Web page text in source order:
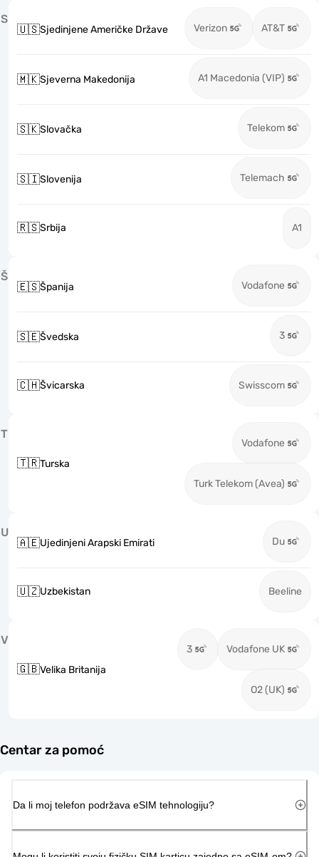
S
🇺🇸Sjedinjene Američke Države Verizon AT&T
🇲🇰Sjeverna Makedonija A1 Macedonia (VIP)
🇸🇰Slovačka Telekom
🇸🇮Slovenija Telemach
🇷🇸Srbija A1
Š
🇪🇸Španija Vodafone
🇸🇪Švedska 3
🇨🇭Švicarska Swisscom
T
🇹🇷Turska
Vodafone
Turk Telekom (Avea)
U
🇦🇪Ujedinjeni Arapski Emirati Du
🇺🇿Uzbekistan Beeline
V
🇬🇧Velika Britanija
3 Vodafone UK
O2 (UK)
Centar za pomoć
Da li moj telefon podržava eSIM tehnologiju?